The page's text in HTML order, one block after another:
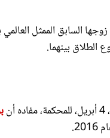
السابق الممثل العالمي
الطلاق بينهما.